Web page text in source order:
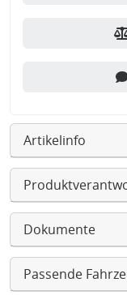
Artikelinfo
Dokumente
Passende